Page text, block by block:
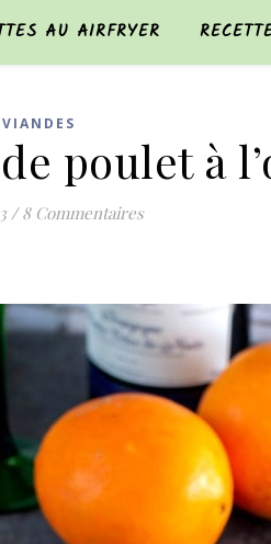
AU AIRFRYER
VIANDES
poulet à
/ 8 Commentaires